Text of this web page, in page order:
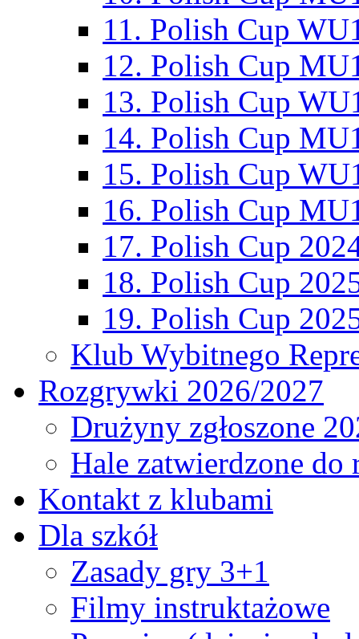
11. Polish Cup
12. Polish Cup
13. Polish Cup
14. Polish Cup
15. Polish Cup
16. Polish Cup
17. Polish Cup
18. Polish Cup
19. Polish Cup
Klub Wybitnego
Rozgrywki 2026/2027
Drużyny zgłoszone
Hale zatwierdzone
Kontakt z klubami
Dla szkół
Zasady gry 3+1
Filmy instruktażowe